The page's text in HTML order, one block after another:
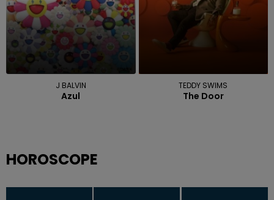
J BALVIN
Azul
TEDDY SWIMS
The Door
HOROSCOPE